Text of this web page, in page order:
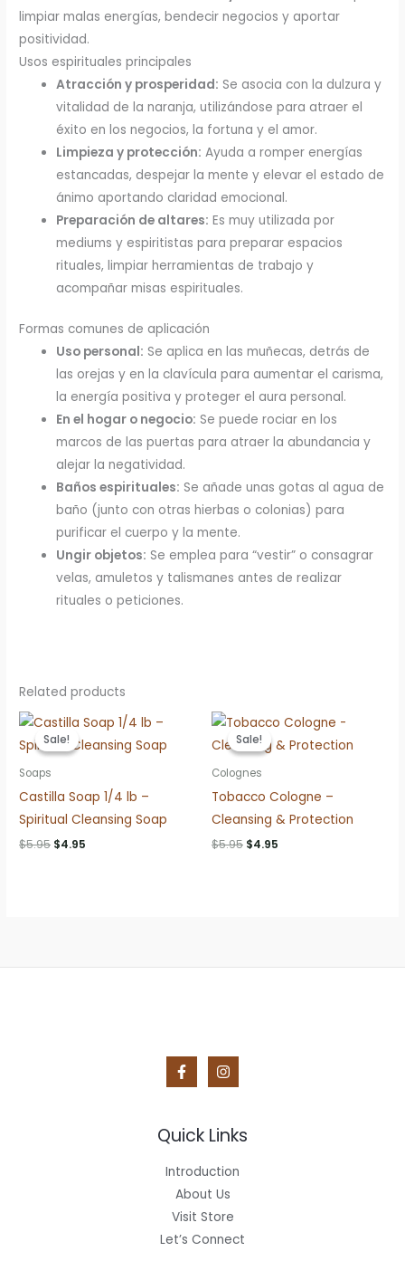
limpiar malas energías, bendecir negocios y aportar
positividad.
Usos espirituales principales
Atracción y prosperidad: Se asocia con la dulzura y
vitalidad de la naranja, utilizándose para atraer el
éxito en los negocios, la fortuna y el amor.
Limpieza y protección: Ayuda a romper energías
estancadas, despejar la mente y elevar el estado de
ánimo aportando claridad emocional.
Preparación de altares: Es muy utilizada por
mediums y espiritistas para preparar espacios
rituales, limpiar herramientas de trabajo y
acompañar misas espirituales.
Formas comunes de aplicación
Uso personal: Se aplica en las muñecas, detrás de
las orejas y en la clavícula para aumentar el carisma,
la energía positiva y proteger el aura personal.
En el hogar o negocio: Se puede rociar en los
marcos de las puertas para atraer la abundancia y
alejar la negatividad.
Baños espirituales: Se añade unas gotas al agua de
baño (junto con otras hierbas o colonias) para
purificar el cuerpo y la mente.
Ungir objetos: Se emplea para “vestir” o consagrar
velas, amuletos y talismanes antes de realizar
rituales o peticiones.
Related products
Sale!
Sale!
Soaps
Castilla Soap 1/4 lb –
Spiritual Cleansing Soap
$5.95 Original
$4.95
Sale!
Sale!
Colognes
Tobacco Cologne –
Cleansing & Protection
$5.95 Original
$4.95
Quick Links
Introduction
About Us
Visit Store
Let’s Connect